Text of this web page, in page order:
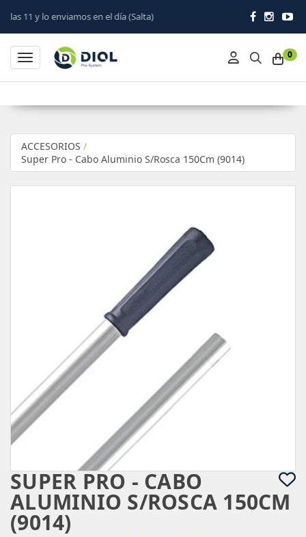
en el día (Salta)
0
Toggle navigation
ACCESORIOS /
Super Pro - Cabo Aluminio S/Rosca 150Cm (9014)
SUPER PRO - CABO
ALUMINIO S/ROSCA 150CM
(9014)